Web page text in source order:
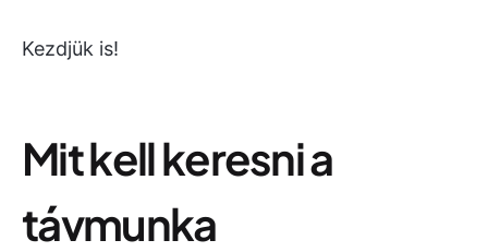
Kezdjük is!
Mit kell keresni a
távmunka